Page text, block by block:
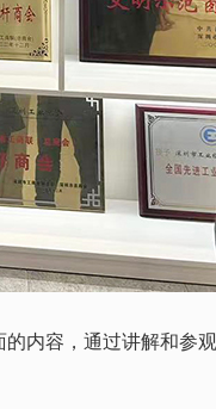
内容，通过讲解和参